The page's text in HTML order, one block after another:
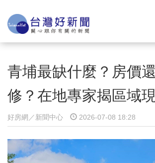
青埔最缺什麼？房價
修？在地專家揭區域
好房網／新聞中心 2026-07-08 18:28